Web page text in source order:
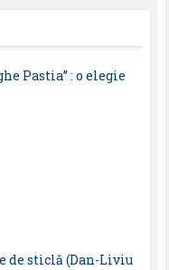
Pastia” : o elegie
de sticlă (Dan-Liviu